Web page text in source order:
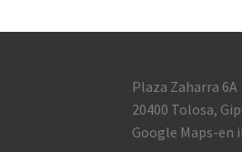
Plaza Zaharra 6A
20400 Tolosa,
Google Maps-en